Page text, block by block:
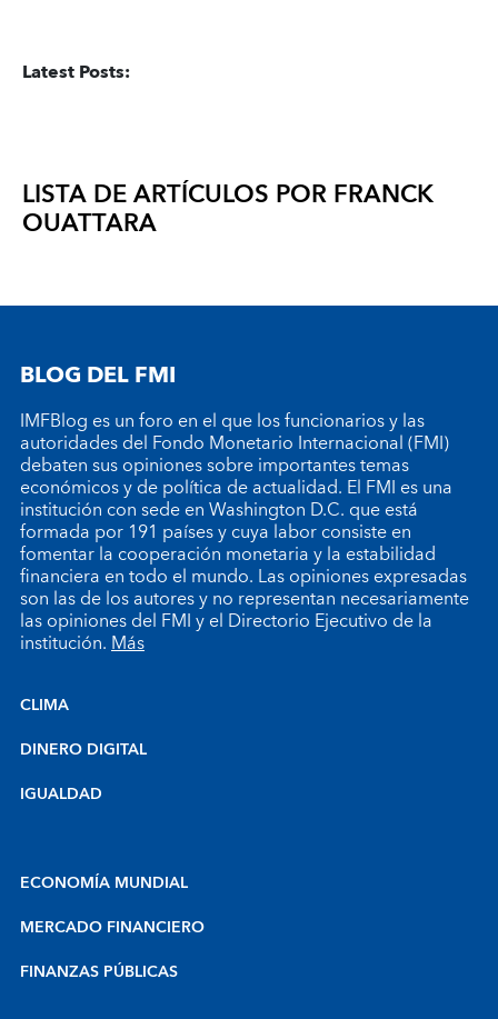
Latest Posts:
LISTA DE ARTÍCULOS PORFRANCK
OUATTARA
BLOG DEL FMI
IMFBlog es un foro en el que los funcionarios y las
autoridades del Fondo Monetario Internacional (FMI)
debaten sus opiniones sobre importantes temas
económicos y de política de actualidad. El FMI es una
institución con sede en Washington D.C. que está
formada por 191 países y cuya labor consiste en
fomentar la cooperación monetaria y la estabilidad
financiera en todo el mundo. Las opiniones expresadas
son las de los autores y no representan necesariamente
las opiniones del FMI y el Directorio Ejecutivo de la
institución.Más
CLIMA
DINERO DIGITAL
IGUALDAD
ECONOMÍA MUNDIAL
MERCADO FINANCIERO
FINANZAS PÚBLICAS